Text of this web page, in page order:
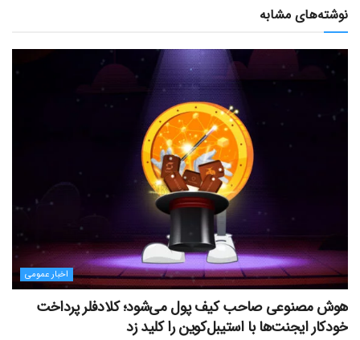
نوشته‌های مشابه
اخبار عمومی
هوش مصنوعی صاحب کیف پول می‌شود؛ کلادفلر پرداخت
خودکار ایجنت‌ها با استیبل‌کوین را کلید زد